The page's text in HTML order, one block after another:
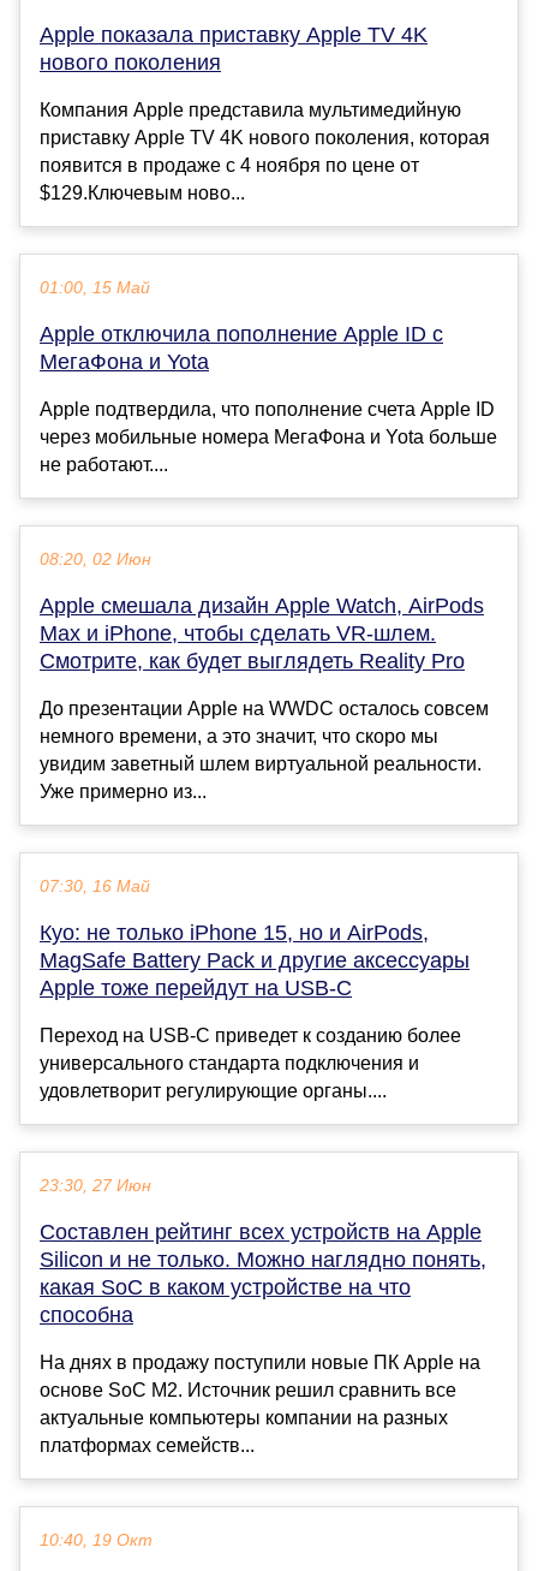
Apple показала приставку Apple TV 4K
нового поколения
Компания Apple представила мультимедийную
приставку Apple TV 4K нового поколения, которая
появится в продаже с 4 ноября по цене от
$129.Ключевым ново...
01:00, 15 Май
Apple отключила пополнение Apple ID с
МегаФона и Yota
Apple подтвердила, что пополнение счета Apple ID
через мобильные номера МегаФона и Yota больше
не работают....
08:20, 02 Июн
Apple смешала дизайн Apple Watch, AirPods
Max и iPhone, чтобы сделать VR-шлем.
Смотрите, как будет выглядеть Reality Pro
До презентации Apple на WWDC осталось совсем
немного времени, а это значит, что скоро мы
увидим заветный шлем виртуальной реальности.
Уже примерно из...
07:30, 16 Май
Куо: не только iPhone 15, но и AirPods,
MagSafe Battery Pack и другие аксессуары
Apple тоже перейдут на USB-C
Переход на USB-C приведет к созданию более
универсального стандарта подключения и
удовлетворит регулирующие органы....
23:30, 27 Июн
Составлен рейтинг всех устройств на Apple
Silicon и не только. Можно наглядно понять,
какая SoC в каком устройстве на что
способна
На днях в продажу поступили новые ПК Apple на
основе SoC M2. Источник решил сравнить все
актуальные компьютеры компании на разных
платформах семейств...
10:40, 19 Окт